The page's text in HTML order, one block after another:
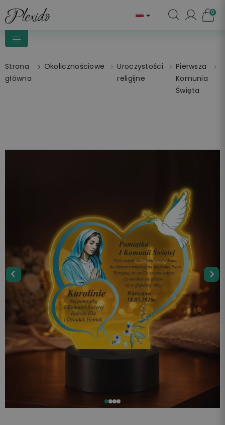
 0
Strona
główna
Okolicznościowe
Uroczystości
religijne
Pierwsza
Komunia
Święta